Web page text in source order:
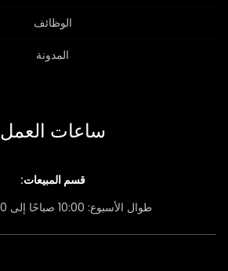
الوظائف
المدونة
ساعات العمل
قسم المبيعات:
طوال الأسبوع: 10:00 صباحًا إلى 10:00 مساءً